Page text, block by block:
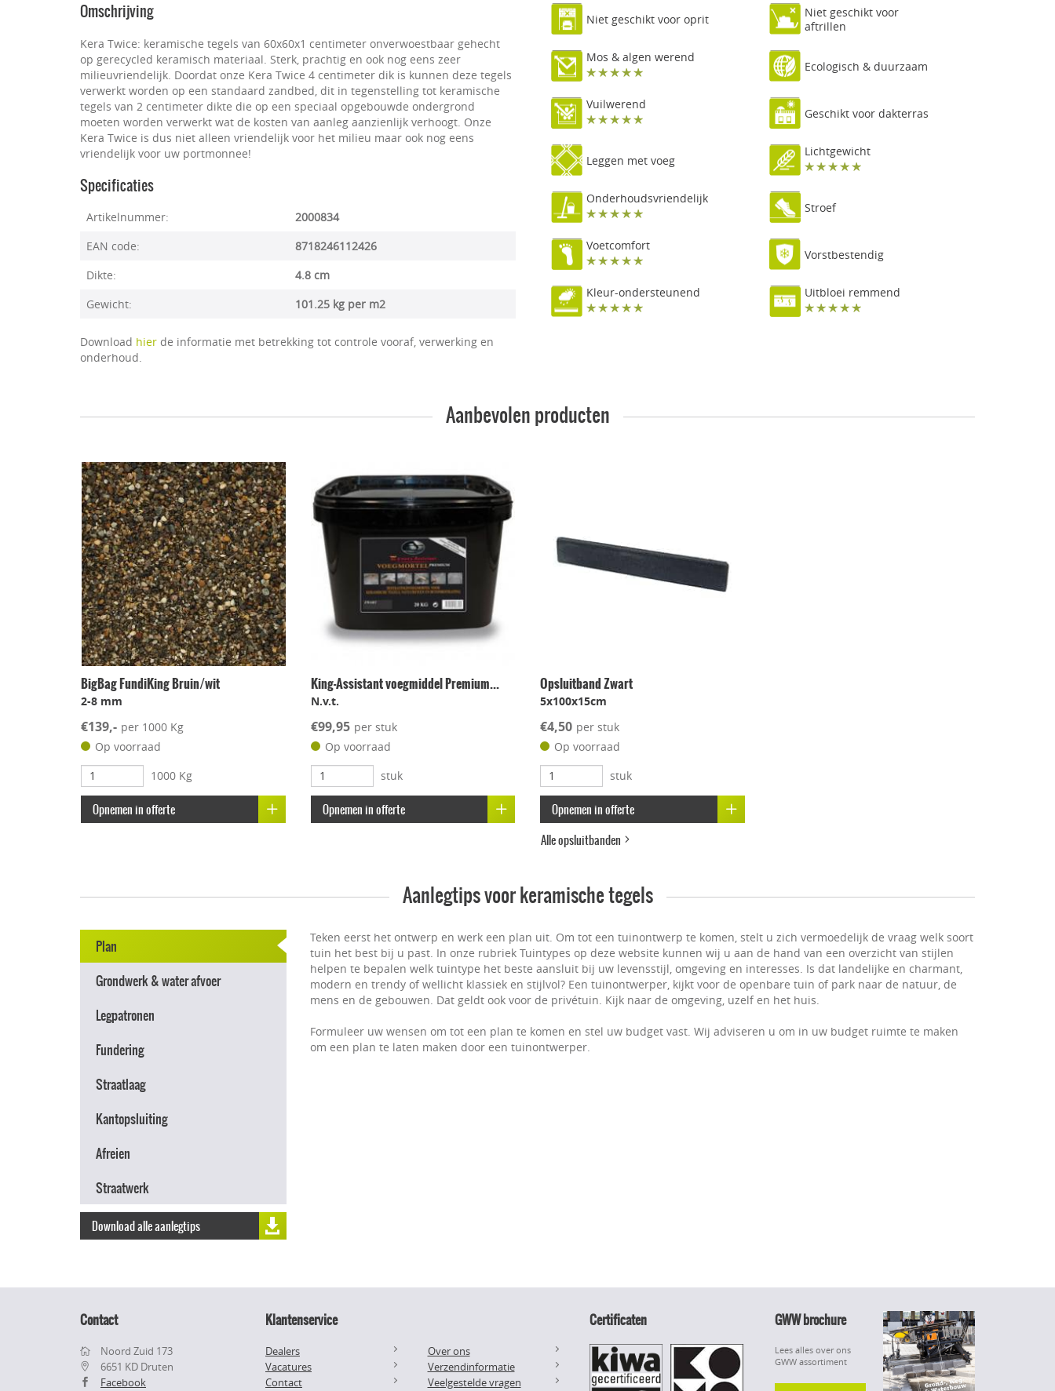
Omschrijving
Kera Twice: keramische tegels van 60x60x1 centimeter onverwoestbaar gehecht
op gerecycled keramisch materiaal. Sterk, prachtig en ook nog eens zeer
milieuvriendelijk. Doordat onze Kera Twice 4 centimeter dik is kunnen deze tegels
verwerkt worden op een standaard zandbed, dit in tegenstelling tot keramische
tegels van 2 centimeter dikte die op een speciaal opgebouwde ondergrond
moeten worden verwerkt wat de kosten van aanleg aanzienlijk verhoogt. Onze
Kera Twice is dus niet alleen vriendelijk voor het milieu maar ook nog eens
vriendelijk voor uw portmonnee!
Specificaties
Artikelnummer:
2000834
EAN code:
8718246112426
Dikte:
4.8 cm
Gewicht:
101.25 kg per m2
Download hier de informatie met betrekking tot controle vooraf, verwerking en
onderhoud.
Niet geschikt voor oprit
Niet geschikt voor
aftrillen
Mos & algen werend
Ecologisch & duurzaam
Vuilwerend
Geschikt voor dakterras
Leggen met voeg
Lichtgewicht
Onderhoudsvriendelijk
Stroef
Voetcomfort
Vorstbestendig
Kleur-ondersteunend Uitbloei remmend
Aanbevolen producten
BigBag FundiKing Bruin/wit
2-8 mm
€139,- per 1000 Kg
Op voorraad
1000 Kg
Opnemen in offerte
King-Assistant voegmiddel Premium...
N.v.t.
€99,95 per stuk
Op voorraad
stuk
Opnemen in offerte
Opsluitband Zwart
5x100x15cm
€4,50 per stuk
Op voorraad
stuk
Opnemen in offerte
Alle opsluitbanden
Aanlegtips voor keramische tegels
Plan
Grondwerk & water afvoer
Legpatronen
Fundering
Straatlaag
Kantopsluiting
Afreien
Straatwerk
Download alle aanlegtips
Teken eerst het ontwerp en werk een plan uit. Om tot een tuinontwerp te komen, stelt u zich vermoedelijk de vraag welk soort
tuin het best bij u past. In onze rubriek Tuintypes op deze website kunnen wij u aan de hand van een overzicht van stijlen
helpen te bepalen welk tuintype het beste aansluit bij uw levensstijl, omgeving en interesses. Is dat landelijke en charmant,
modern en trendy of wellicht klassiek en stijlvol? Een tuinontwerper, kijkt voor de openbare tuin of park naar de natuur, de
mens en de gebouwen. Dat geldt ook voor de privétuin. Kijk naar de omgeving, uzelf en het huis.
Formuleer uw wensen om tot een plan te komen en stel uw budget vast. Wij adviseren u om in uw budget ruimte te maken
om een plan te laten maken door een tuinontwerper.
Contact
Noord Zuid 173
6651 KD Druten
Facebook
Klantenservice
Dealers
Vacatures
Contact
Over ons
Verzendinformatie
Veelgestelde vragen
Certificaten GWW brochure
Lees alles over ons
GWW assortiment